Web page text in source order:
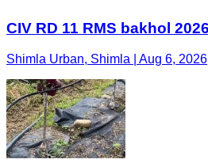
CIV RD 11 RMS bakhol 2026
Shimla Urban, Shimla | Aug 6, 2026